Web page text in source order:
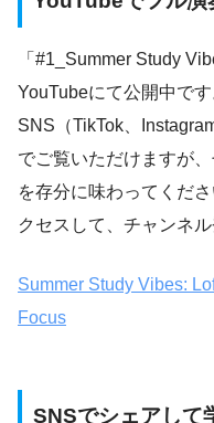
「#1_Summer Study
YouTubeにて公開中で
SNS（TikTok、
でご覧いただけますが
を存分に味わってくだ
クセスして、チャンネ
Summer Study Vibes:
Focus
SNSでシェアして